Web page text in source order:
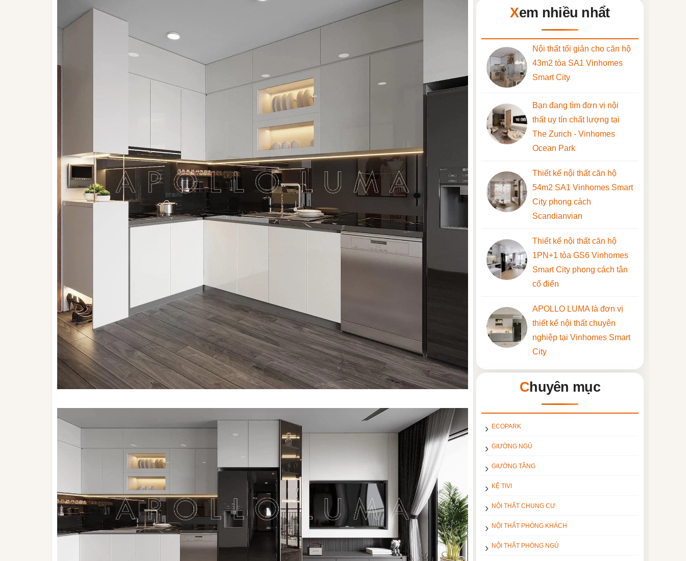
Xem nhiều nhẩt
Nội thất tối giản cho căn hộ
43m2 tòa SA1 Vinhomes
Smart City
Bạn đang tìm đơn vị nội
thất uy tín chất lượng tại
The Zurich - Vinhomes
Ocean Park
Thiết kế nội thất căn hộ
54m2 SA1 Vinhomes Smart
City phong cách
Scandianvian
Thiết kế nội thất căn hộ
1PN+1 tòa GS6 Vinhomes
Smart City phong cách tân
cổ điển
APOLLO LUMA là đơn vị
thiết kế nội thất chuyên
nghiệp tại Vinhomes Smart
City
Chuyên mục
ECOPARK
GIƯỜNG NGỦ
GIƯỜNG TẦNG
KỆ TIVI
NỘI THẤT CHUNG CƯ
NỘI THẤT PHÒNG KHÁCH
NỘI THẤT PHÒNG NGỦ